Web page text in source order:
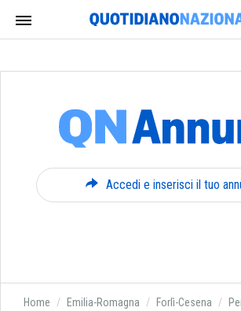
Accedi e inserisci il tuo
Home Emilia-Romagna Forlì-Cesena